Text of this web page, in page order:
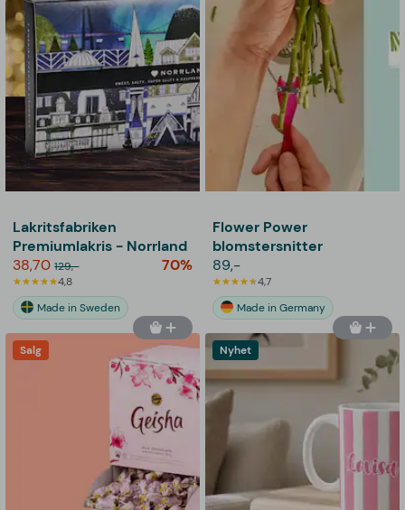
Lakritsfabriken
Premiumlakris - Norrland
38,70 129,- 70%
4,8
Made in Sweden
Flower Power
blomstersnitter
89,-
4,7
Made in Germany
Salg Nyhet